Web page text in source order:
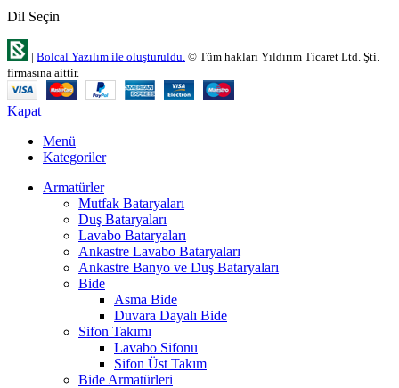
Dil Seçin
| Bolcal Yazılım ile oluşturuldu. © Tüm hakları Yıldırım Ticaret Ltd. Şti.
firmasına aittir.
Kapat
Menü
Kategoriler
Armatürler
Mutfak Bataryaları
Duş Bataryaları
Lavabo Bataryaları
Ankastre Lavabo Bataryaları
Ankastre Banyo ve Duş Bataryaları
Bide
Asma Bide
Duvara Dayalı Bide
Sifon Takımı
Lavabo Sifonu
Sifon Üst Takım
Bide Armatürleri